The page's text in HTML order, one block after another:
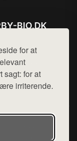
for at
sagt: for at
irriterende.
BIO.DK
og privatlivspolitik
en række
produkter fra